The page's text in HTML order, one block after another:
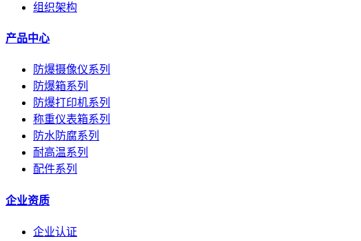
组织架构
产品中心
防爆摄像仪系列
防爆箱系列
防爆打印机系列
称重仪表箱系列
防水防腐系列
耐高温系列
配件系列
企业资质
企业认证